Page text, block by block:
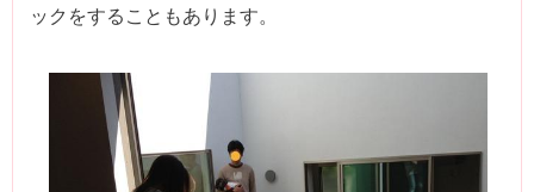
ックをすることもあります。